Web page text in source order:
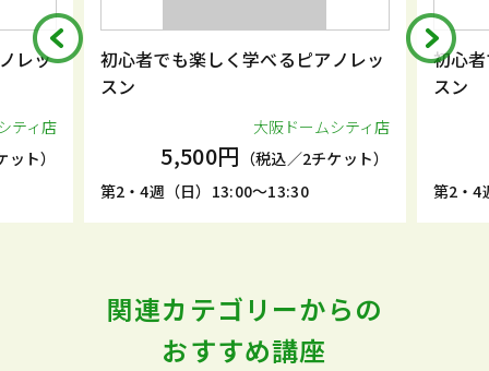
レッ
ティ店
ト）
初心者でも楽しく学べるピアノレッ
スン
大阪ドームシティ店
5,500円 （税込／2チケット）
第2・4週（日）13:00～13:30
初心
スン
第2・4
関連カテゴリーからの
おすすめ講座